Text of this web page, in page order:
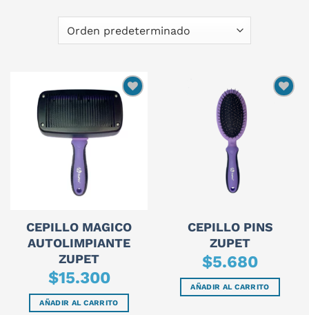
CEPILLO MAGICO
AUTOLIMPIANTE
ZUPET
$15.300
AÑADIR AL CARRITO
CEPILLO PINS
ZUPET
$5.680
AÑADIR AL CARRITO